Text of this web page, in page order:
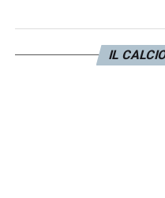
IL